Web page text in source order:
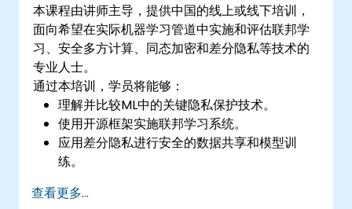
本课程由讲师主导，提供中国的线上或线下培训，
面向希望在实际机器学习管道中实施和评估联邦学
习、安全多方计算、同态加密和差分隐私等技术的
专业人士。
通过本培训，学员将能够：
理解并比较ML中的关键隐私保护技术。
使用开源框架实施联邦学习系统。
应用差分隐私进行安全的数据共享和模型训
练。
出。
查看更多...